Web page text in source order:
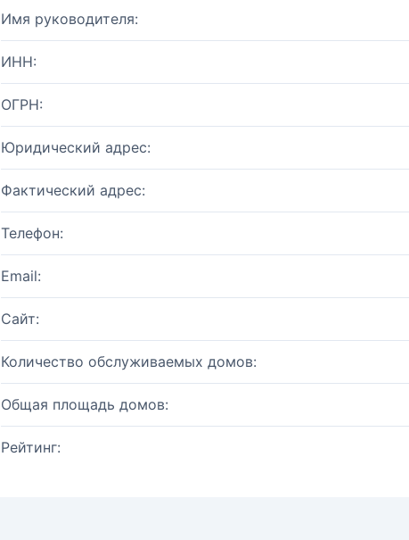
Имя руководителя:
ИНН:
ОГРН:
Юридический адрес:
Фактический адрес:
Телефон:
Email:
Сайт:
Количество обслуживаемых домов:
Общая площадь домов:
Рейтинг: